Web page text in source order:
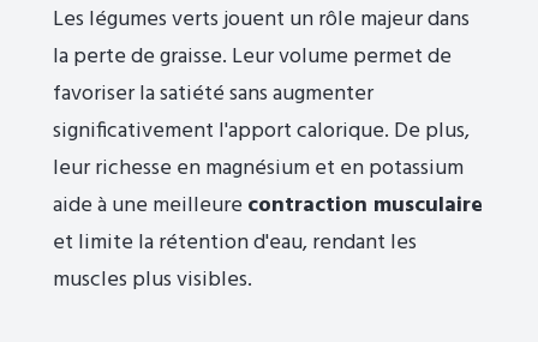
Les légumes verts jouent un rôle majeur dans
la perte de graisse. Leur volume permet de
favoriser la satiété sans augmenter
significativement l'apport calorique. De plus,
leur richesse en magnésium et en potassium
aide à une meilleure contraction musculaire
et limite la rétention d'eau, rendant les
muscles plus visibles.